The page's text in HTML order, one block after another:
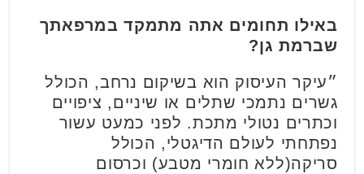
באילו תחומים אתה מתמקד במרפאתך
שברמת גן?
״עיקר העיסוק הוא בשיקום נרחב, הכולל
גשרים נתמכי שתלים או שיניים, ציפויים
וכתרים נטולי מתכת. לפני כמעט עשור
נפתחתי לעולם הדיגטלי, הכולל
סריקה(ללא חומרי מטבע) וכרסום